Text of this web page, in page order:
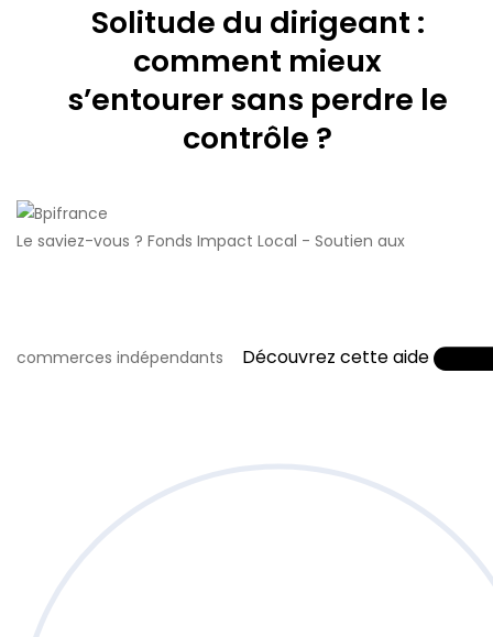
Solitude du dirigeant :
comment mieux
s’entourer sans perdre le
contrôle ?
Le saviez-vous ? Fonds Impact Local - Soutien aux
commerces indépendants Découvrez cette aide